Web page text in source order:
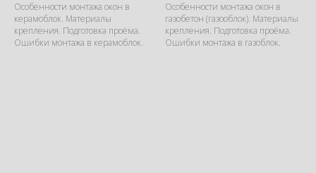
Особенности монтажа окон в
керамоблок. Материалы
крепления. Подготовка проёма.
Ошибки монтажа в керамоблок.​
Особенности монтажа окон в
газобетон (газооблок). Материалы
крепления. Подготовка проёма.
Ошибки монтажа в газоблок.​